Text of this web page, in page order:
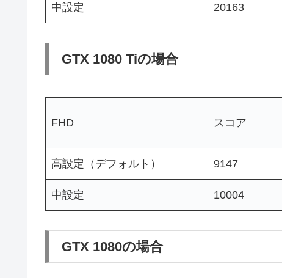
中設定 20163
GTX 1080 Tiの場合
FHD スコア
高設定（デフォルト） 9147
中設定 10004
GTX 1080の場合